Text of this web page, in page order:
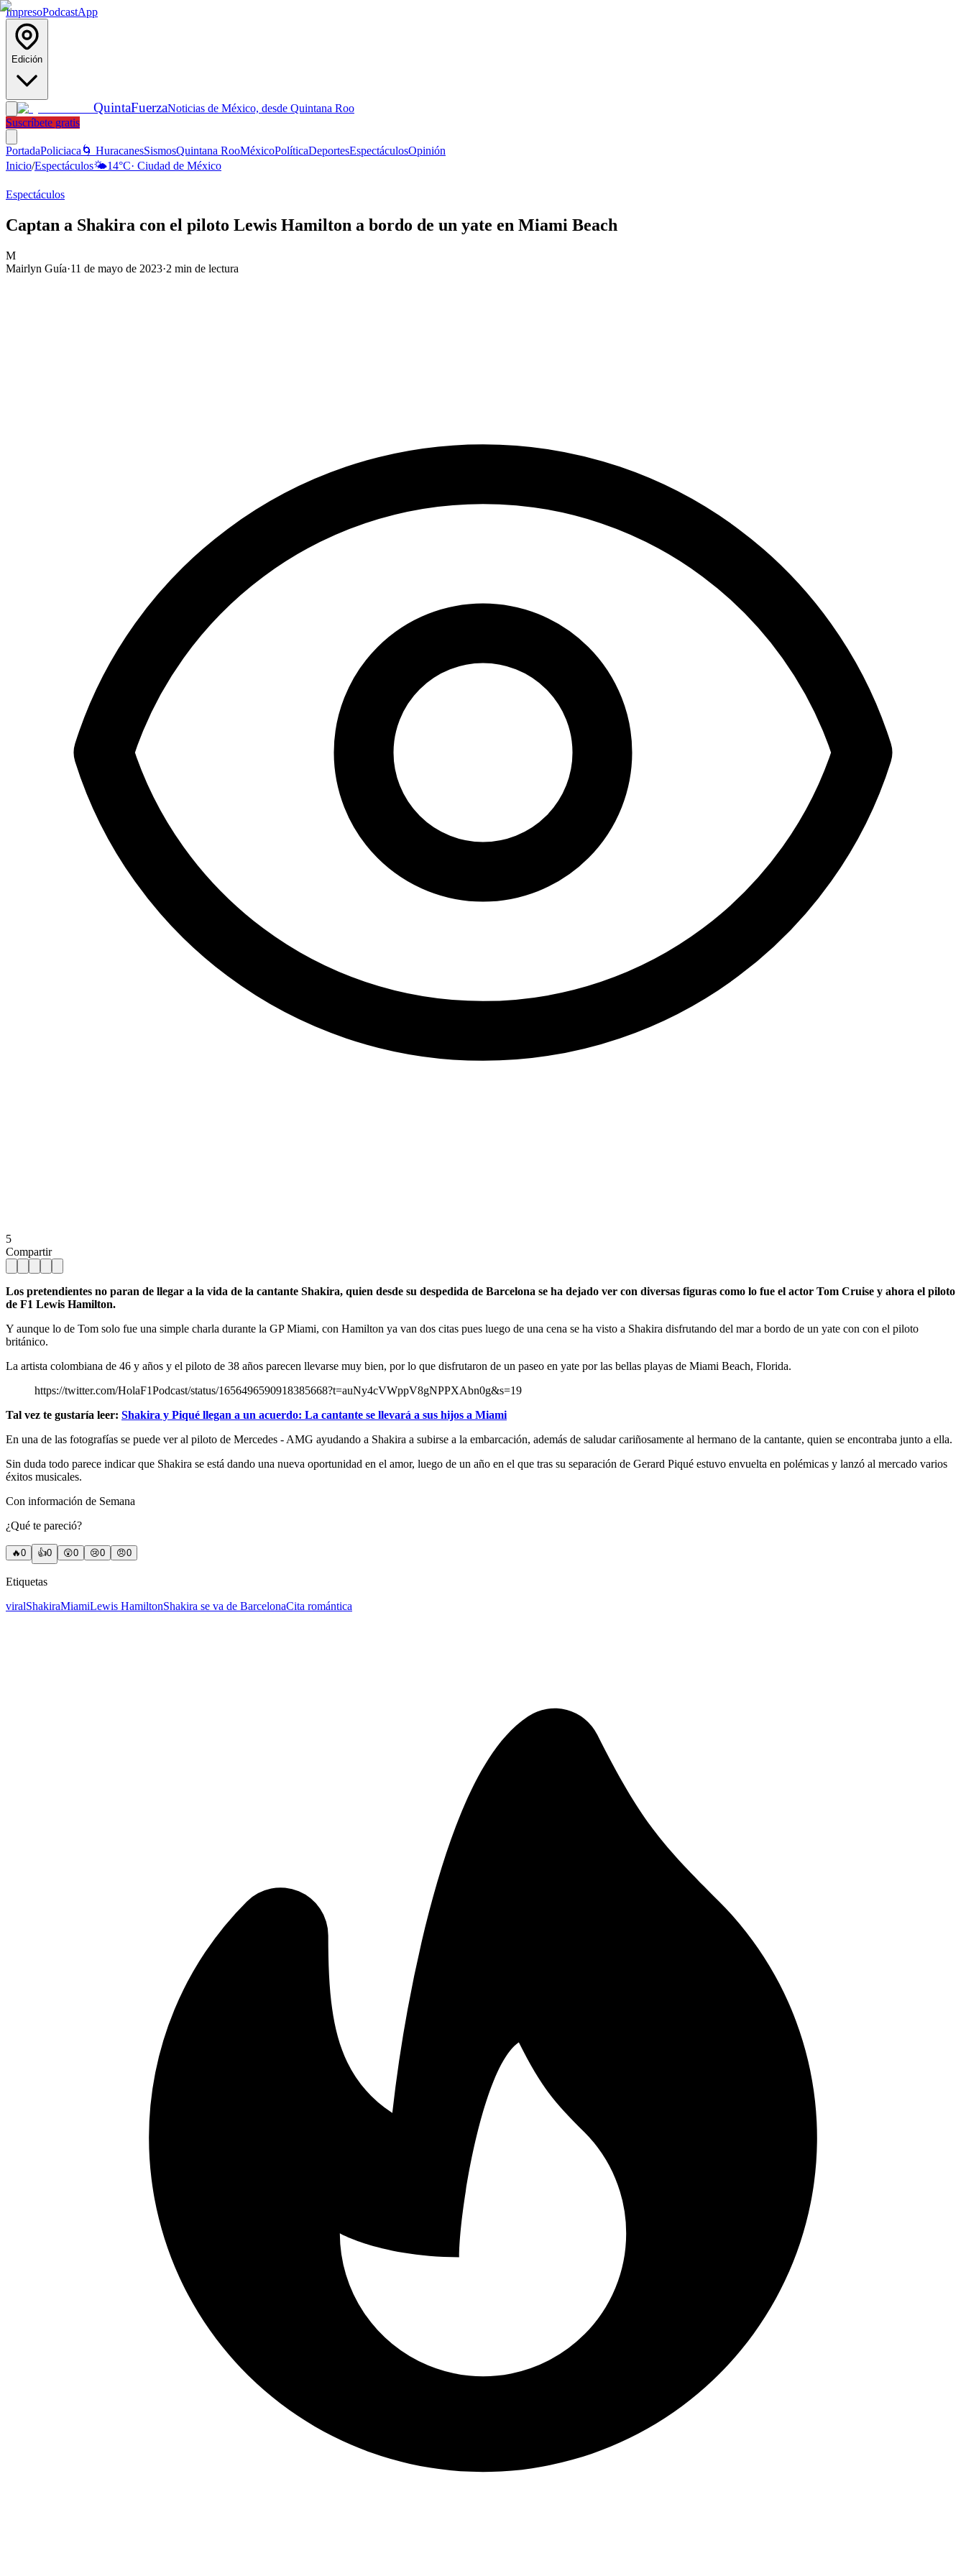
ImpresoPodcastApp
Edición
QuintaFuerzaNoticias de México, desde Quintana Roo
Suscríbete gratis
PortadaPoliciaca 🌀 HuracanesSismosQuintana RooMéxicoPolíticaDeportesEspectáculosOpinión
Inicio/Espectáculos🌤️14°C· Ciudad de México
Espectáculos
Captan a Shakira con el piloto Lewis Hamilton a bordo de un yate en Miami Beach
M
Mairlyn Guía·11 de mayo de 2023·2 min de lectura
5
Compartir
Los pretendientes no paran de llegar a la vida de la cantante Shakira, quien desde su despedida de Barcelona se ha dejado ver con diversas figuras como lo fue el actor Tom Cruise y ahora el piloto
de F1 Lewis Hamilton.
Y aunque lo de Tom solo fue una simple charla durante la GP Miami, con Hamilton ya van dos citas pues luego de una cena se ha visto a Shakira disfrutando del mar a bordo de un yate con con el piloto
británico.
La artista colombiana de 46 y años y el piloto de 38 años parecen llevarse muy bien, por lo que disfrutaron de un paseo en yate por las bellas playas de Miami Beach, Florida.
https://twitter.com/HolaF1Podcast/status/1656496590918385668?t=auNy4cVWppV8gNPPXAbn0g&s=19
Tal vez te gustaría leer: Shakira y Piqué llegan a un acuerdo: La cantante se llevará a sus hijos a Miami
En una de las fotografías se puede ver al piloto de Mercedes - AMG ayudando a Shakira a subirse a la embarcación, además de saludar cariñosamente al hermano de la cantante, quien se encontraba junto a ella.
Sin duda todo parece indicar que Shakira se está dando una nueva oportunidad en el amor, luego de un año en el que tras su separación de Gerard Piqué estuvo envuelta en polémicas y lanzó al mercado varios
éxitos musicales.
Con información de Semana
¿Qué te pareció?
🔥0 👍0 😲0 😢0 😠0
Etiquetas
viralShakiraMiamiLewis HamiltonShakira se va de BarcelonaCita romántica